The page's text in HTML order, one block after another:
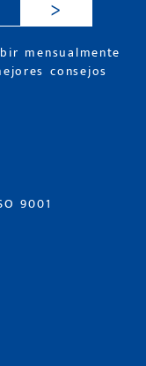
>
mensualmente
consejos
9001